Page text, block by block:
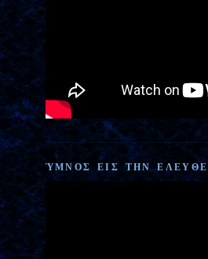
ΎΜΝΟΣ ΕΙΣ ΤΗΝ